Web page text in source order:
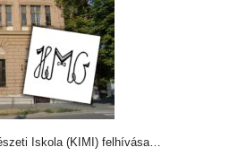
Iskola (KIMI) felhívása…